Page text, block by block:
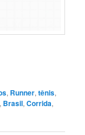
, Runner,tênis,
, Brasil,Corrida,